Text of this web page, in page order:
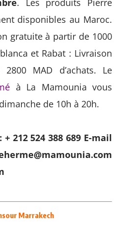
. Les produits Pierre
disponibles au Maroc.
gratuite à partir de 1000
et Rabat : Livraison
MAD d’achats. Le
à La Mamounia vous
de 10h à 20h.
212 524 388 689 E-mail
Marrakech